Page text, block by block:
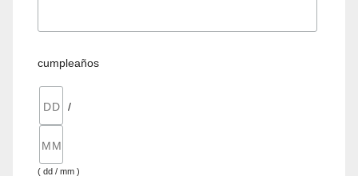
cumpleaños
/
( dd / mm )